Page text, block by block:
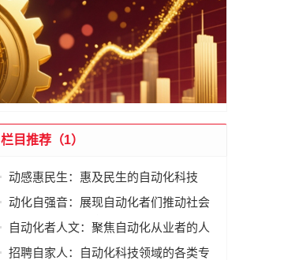
栏目推荐（1）
动感惠民生：惠及民生的自动化科技
动化自强音：展现自动化者们推动社会
进步发出的响亮声音
自动化者人文：聚焦自动化从业者的人
文思考
招聘自家人：自动化科技领域的各类专